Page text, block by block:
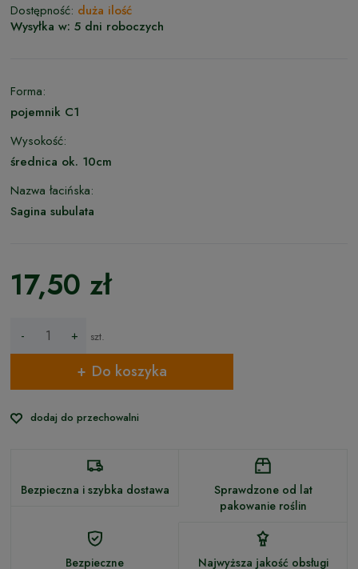
Dostępność: duża ilość
Wysyłka w: 5 dni roboczych
Forma:
pojemnik C1
Wysokość:
średnica ok. 10cm
Nazwa łacińska:
Sagina subulata
17,50 zł
- + szt.
Do koszyka
dodaj do przechowalni
Bezpieczna i szybka dostawa
Sprawdzone od lat
pakowanie roślin
Bezpieczne
Najwyższa jakość obsługi